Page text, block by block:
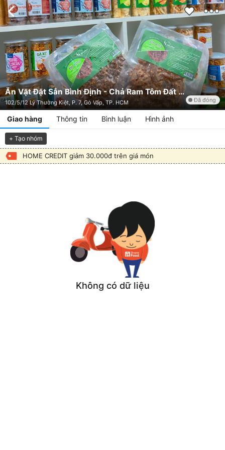
Ăn Vặt Đặt Sản Bình Định - Chả Ram Tôm Đất - Lý Thường Kiệt
102/5/12 Lý Thường Kiệt, P. 7, Gò Vấp, TP. HCM Đã đóng
Giao hàng Thông tin Bình luận Hình ảnh
+ Tạo nhóm
HOME CREDIT giảm 30.000đ trên giá món
Không có dữ liệu